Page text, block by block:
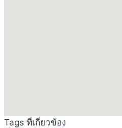
Tags ที่เกี่ยวข้อง